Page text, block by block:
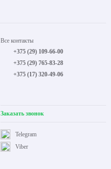
Все контакты
+375 (29) 109-66-00
+375 (29) 765-83-28
+375 (17) 320-49-06
Заказать звонок
Viber
Telegram